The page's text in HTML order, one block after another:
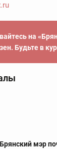
на
Будьте в
Брянский мэр